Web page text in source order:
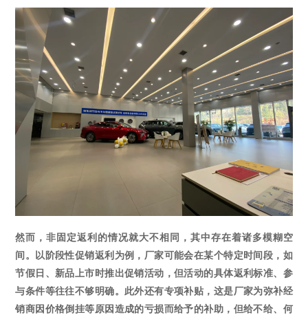
然而，非固定返利的情况就大不相同，其中存在着诸多模糊空
间。以阶段性促销返利为例，厂家可能会在某个特定时间段，如
节假日、新品上市时推出促销活动 ，但活动的具体返利标准、参
与条件等往往不够明确。 此外还有专项补贴，这是厂家为弥补经
销商因价格倒挂等原因造成的亏损而给予的补助，但给不给、何